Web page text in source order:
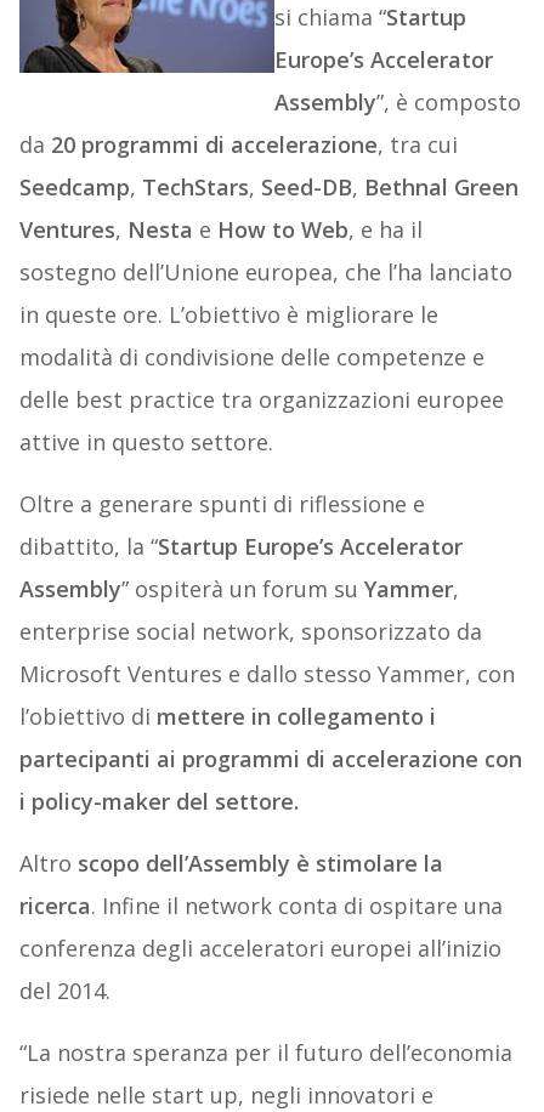
si chiama “Startup
Europe’s Accelerator
Assembly”, è composto
da 20 programmi di accelerazione, tra cui
Seedcamp, TechStars, Seed-DB, Bethnal Green
Ventures, Nesta e How to Web, e ha il
sostegno dell’Unione europea, che l’ha lanciato
in queste ore. L’obiettivo è migliorare le
modalità di condivisione delle competenze e
delle best practice tra organizzazioni europee
attive in questo settore.
Oltre a generare spunti di riflessione e
dibattito, la “Startup Europe’s Accelerator
Assembly” ospiterà un forum su Yammer,
enterprise social network, sponsorizzato da
Microsoft Ventures e dallo stesso Yammer, con
l’obiettivo di mettere in collegamento i
partecipanti ai programmi di accelerazione con
i policy-maker del settore.
Altro scopo dell’Assembly è stimolare la
ricerca. Infine il network conta di ospitare una
conferenza degli acceleratori europei all’inizio
del 2014.
“La nostra speranza per il futuro dell’economia
risiede nelle start up, negli innovatori e